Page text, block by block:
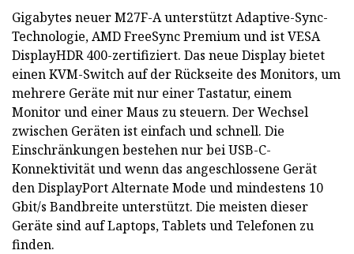
Gigabytes neuer M27F-A unterstützt Adaptive-Sync-
Technologie, AMD FreeSync Premium und ist VESA
DisplayHDR 400-zertifiziert. Das neue Display bietet
einen KVM-Switch auf der Rückseite des Monitors, um
mehrere Geräte mit nur einer Tastatur, einem
Monitor und einer Maus zu steuern. Der Wechsel
zwischen Geräten ist einfach und schnell. Die
Einschränkungen bestehen nur bei USB-C-
Konnektivität und wenn das angeschlossene Gerät
den DisplayPort Alternate Mode und mindestens 10
Gbit/s Bandbreite unterstützt. Die meisten dieser
Geräte sind auf Laptops, Tablets und Telefonen zu
finden.